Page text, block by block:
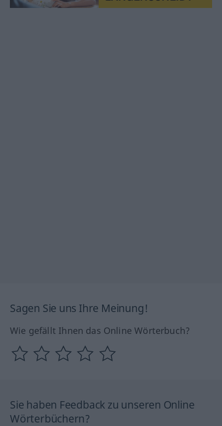
Sagen Sie uns Ihre Meinung!
Wie gefällt Ihnen das Online Wörterbuch?
Sie haben Feedback zu unseren Online
Wörterbüchern?